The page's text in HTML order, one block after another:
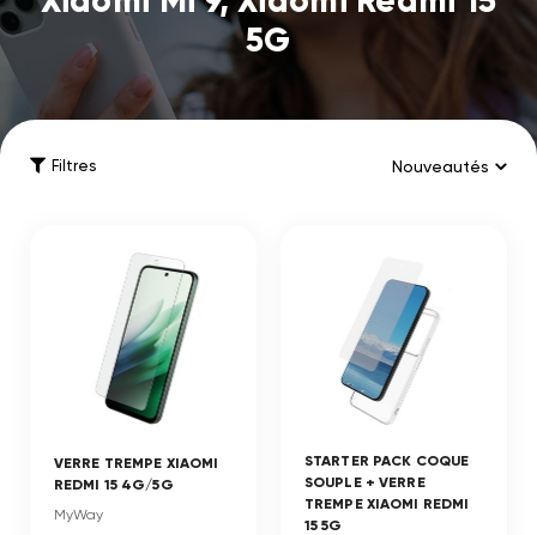
5G
Filtres
VERRE TREMPE XIAOMI
REDMI 15 4G/5G
MyWay
STARTER PACK COQUE
SOUPLE + VERRE
TREMPE XIAOMI REDMI
15 5G